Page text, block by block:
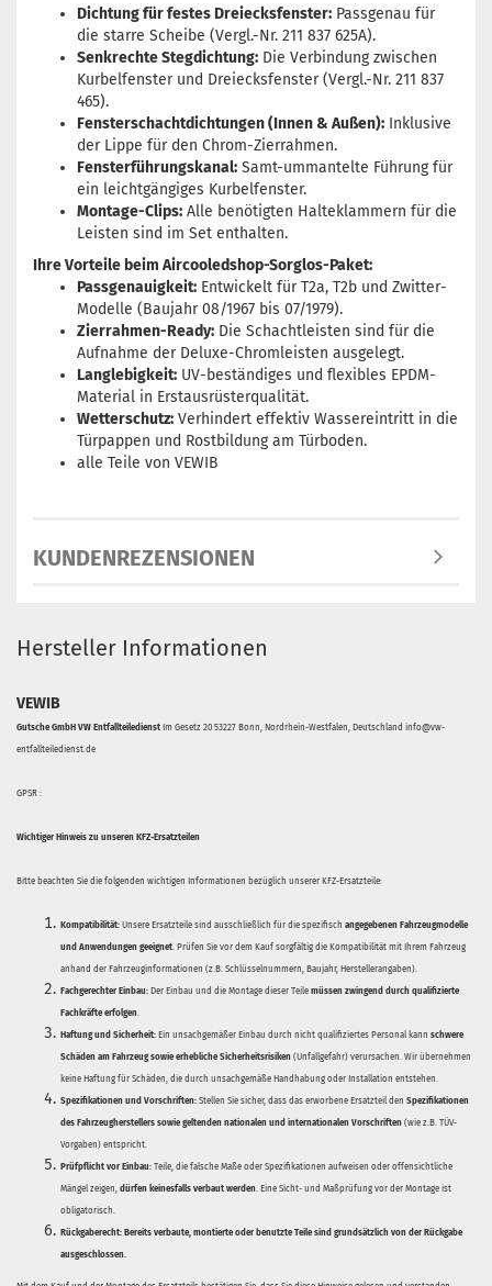
Dichtung für festes Dreiecksfenster: Passgenau für
die starre Scheibe (Vergl.-Nr. 211 837 625A).
Senkrechte Stegdichtung: Die Verbindung zwischen
Kurbelfenster und Dreiecksfenster (Vergl.-Nr. 211 837
465).
Fensterschachtdichtungen (Innen & Außen): Inklusive
der Lippe für den Chrom-Zierrahmen.
Fensterführungskanal: Samt-ummantelte Führung für
ein leichtgängiges Kurbelfenster.
Montage-Clips: Alle benötigten Halteklammern für die
Leisten sind im Set enthalten.
Ihre Vorteile beim Aircooledshop-Sorglos-Paket:
Passgenauigkeit: Entwickelt für T2a, T2b und Zwitter-
Modelle (Baujahr 08/1967 bis 07/1979).
Zierrahmen-Ready: Die Schachtleisten sind für die
Aufnahme der Deluxe-Chromleisten ausgelegt.
Langlebigkeit: UV-beständiges und flexibles EPDM-
Material in Erstausrüsterqualität.
Wetterschutz: Verhindert effektiv Wassereintritt in die
Türpappen und Rostbildung am Türboden.
alle Teile von VEWIB
KUNDENREZENSIONEN
Hersteller Informationen
VEWIB
Gutsche GmbH VW Entfallteiledienst Im Gesetz 20 53227 Bonn, Nordrhein-Westfalen, Deutschland info@vw-
entfallteiledienst.de
GPSR :
Wichtiger Hinweis zu unseren KFZ-Ersatzteilen
Bitte beachten Sie die folgenden wichtigen Informationen bezüglich unserer KFZ-Ersatzteile:
Kompatibilität: Unsere Ersatzteile sind ausschließlich für die spezifisch angegebenen Fahrzeugmodelle
und Anwendungen geeignet. Prüfen Sie vor dem Kauf sorgfältig die Kompatibilität mit Ihrem Fahrzeug
anhand der Fahrzeuginformationen (z.B. Schlüsselnummern, Baujahr, Herstellerangaben).
Fachgerechter Einbau: Der Einbau und die Montage dieser Teile müssen zwingend durch qualifizierte
Fachkräfte erfolgen.
Haftung und Sicherheit: Ein unsachgemäßer Einbau durch nicht qualifiziertes Personal kann schwere
Schäden am Fahrzeug sowie erhebliche Sicherheitsrisiken (Unfallgefahr) verursachen. Wir übernehmen
keine Haftung für Schäden, die durch unsachgemäße Handhabung oder Installation entstehen.
Spezifikationen und Vorschriften: Stellen Sie sicher, dass das erworbene Ersatzteil den Spezifikationen
des Fahrzeugherstellers sowie geltenden nationalen und internationalen Vorschriften (wie z.B. TÜV-
Vorgaben) entspricht.
Prüfpflicht vor Einbau: Teile, die falsche Maße oder Spezifikationen aufweisen oder offensichtliche
Mängel zeigen, dürfen keinesfalls verbaut werden. Eine Sicht- und Maßprüfung vor der Montage ist
obligatorisch.
Rückgaberecht: Bereits verbaute, montierte oder benutzte Teile sind grundsätzlich von der Rückgabe
ausgeschlossen.